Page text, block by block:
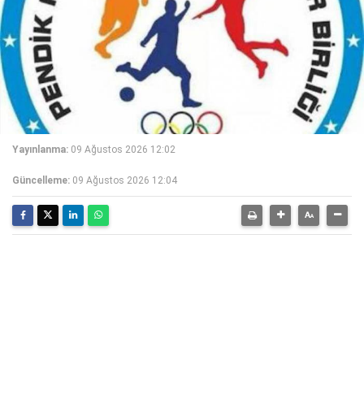
Yayınlanma: 09 Ağustos 2026 12:02
Güncelleme: 09 Ağustos 2026 12:04